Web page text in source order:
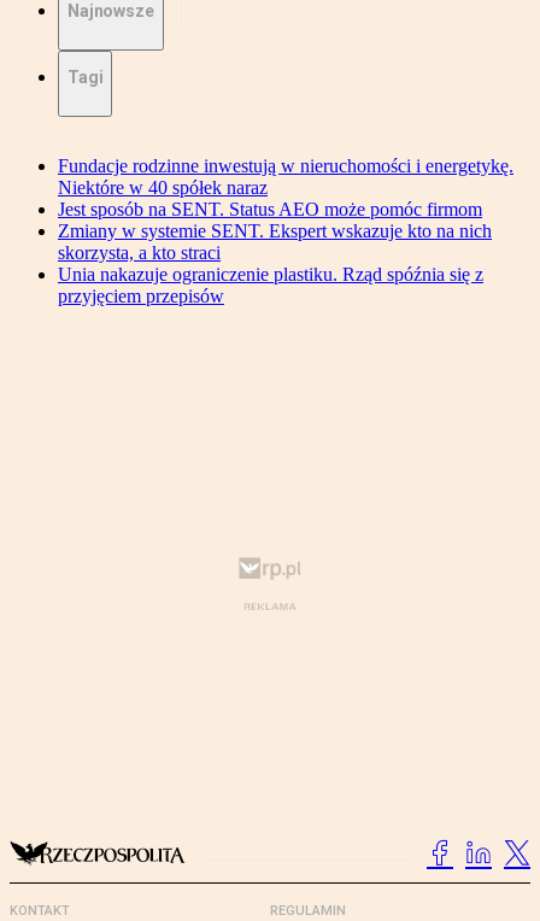
Najnowsze
Tagi
Fundacje rodzinne inwestują w nieruchomości i energetykę.
Niektóre w 40 spółek naraz
Jest sposób na SENT. Status AEO może pomóc firmom
Zmiany w systemie SENT. Ekspert wskazuje kto na nich
skorzysta, a kto straci
Unia nakazuje ograniczenie plastiku. Rząd spóźnia się z
przyjęciem przepisów
KONTAKT REGULAMIN